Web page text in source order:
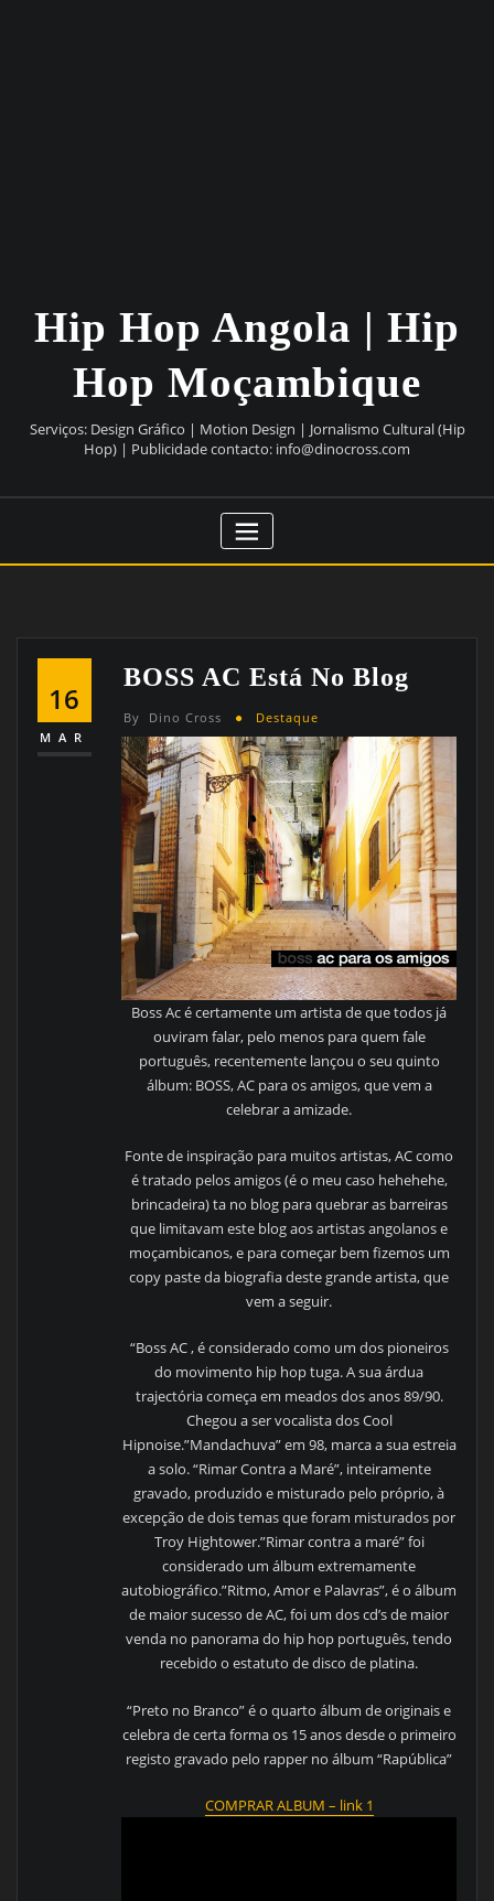
Hip Hop Angola | Hip
Hop Moçambique
Serviços: Design Gráfico | Motion Design | Jornalismo Cultural (Hip
Hop) | Publicidade contacto: info@dinocross.com
16
MAR
BOSS AC Está No Blog
By Dino Cross Destaque
Boss Ac é certamente um artista de que todos já
ouviram falar, pelo menos para quem fale
português, recentemente lançou o seu quinto
álbum: BOSS, AC para os amigos, que vem a
celebrar a amizade.
Fonte de inspiração para muitos artistas, AC como
é tratado pelos amigos (é o meu caso hehehehe,
brincadeira) ta no blog para quebrar as barreiras
que limitavam este blog aos artistas angolanos e
moçambicanos, e para começar bem fizemos um
copy paste da biografia deste grande artista, que
vem a seguir.
“Boss AC , é considerado como um dos pioneiros
do movimento hip hop tuga. A sua árdua
trajectória começa em meados dos anos 89/90.
Chegou a ser vocalista dos Cool
Hipnoise.”Mandachuva” em 98, marca a sua estreia
a solo. “Rimar Contra a Maré”, inteiramente
gravado, produzido e misturado pelo próprio, à
excepção de dois temas que foram misturados por
Troy Hightower.”Rimar contra a maré” foi
considerado um álbum extremamente
autobiográfico.”Ritmo, Amor e Palavras”, é o álbum
de maior sucesso de AC, foi um dos cd’s de maior
venda no panorama do hip hop português, tendo
recebido o estatuto de disco de platina.
“Preto no Branco” é o quarto álbum de originais e
celebra de certa forma os 15 anos desde o primeiro
registo gravado pelo rapper no álbum “Rapública”
COMPRAR ALBUM – link 1